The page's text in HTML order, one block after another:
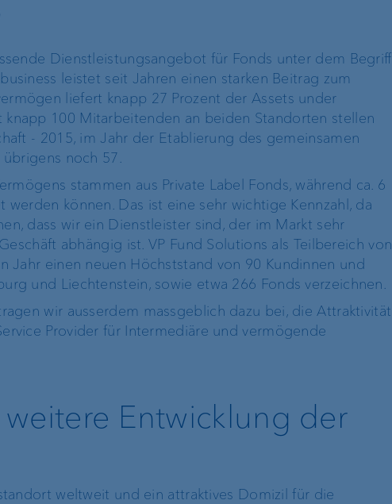
Dienstleistungsangebot für Fonds unter dem Begriff
leistet seit Jahren einen starken Beitrag zum
liefert knapp 27 Prozent der Assets under
knapp 100 Mitarbeitenden an beiden Standorten stellen
- 2015, im Jahr der Etablierung des gemeinsamen
übrigens noch 57.
stammen aus Private Label Fonds, während ca. 6
werden können. Das ist eine sehr wichtige Kennzahl, da
dass wir ein Dienstleister sind, der im Markt sehr
abhängig ist. VP Fund Solutions als Teilbereich von
Jahr einen neuen Höchststand von 90 Kundinnen und
und Liechtenstein, sowie etwa 266 Fonds verzeichnen.
wir ausserdem massgeblich dazu bei, die Attraktivität
Provider für Intermediäre und vermögende
Entwicklung der
weltweit und ein attraktives Domizil für die